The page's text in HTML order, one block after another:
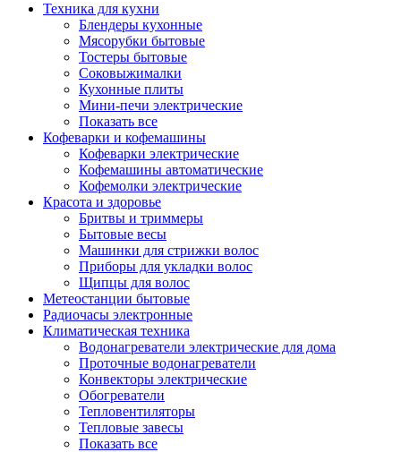
Техника для кухни
Блендеры кухонные
Мясорубки бытовые
Тостеры бытовые
Соковыжималки
Кухонные плиты
Мини-печи электрические
Показать все
Кофеварки и кофемашины
Кофеварки электрические
Кофемашины автоматические
Кофемолки электрические
Красота и здоровье
Бритвы и триммеры
Бытовые весы
Машинки для стрижки волос
Приборы для укладки волос
Щипцы для волос
Метеостанции бытовые
Радиочасы электронные
Климатическая техника
Водонагреватели электрические для дома
Проточные водонагреватели
Конвекторы электрические
Обогреватели
Тепловентиляторы
Тепловые завесы
Показать все